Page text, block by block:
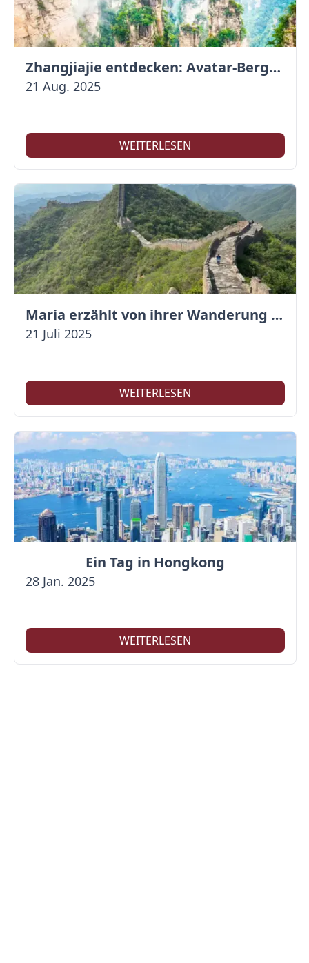
Zhangjiajie entdecken: Avatar-Berge & Altstadt von Fenghuang
21 Aug. 2025
WEITERLESEN
Maria erzählt von ihrer Wanderung auf der Großen Mauer
21 Juli 2025
WEITERLESEN
Ein Tag in Hongkong
28 Jan. 2025
WEITERLESEN